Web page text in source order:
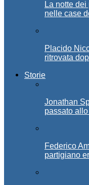
La notte dei
nelle case
Placido
ritrovata
Storie
Jonathan
passato
Federico
partigiano